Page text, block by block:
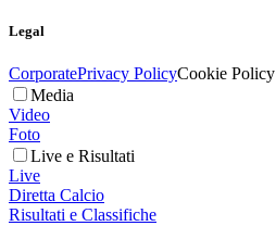
Legal
CorporatePrivacy PolicyCookie Policy
Media
Video
Foto
Live e Risultati
Live
Diretta Calcio
Risultati e Classifiche